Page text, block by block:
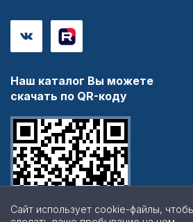
Наш каталог Вы можете
скачать по QR-коду
Сайт использует cookie-файлы,